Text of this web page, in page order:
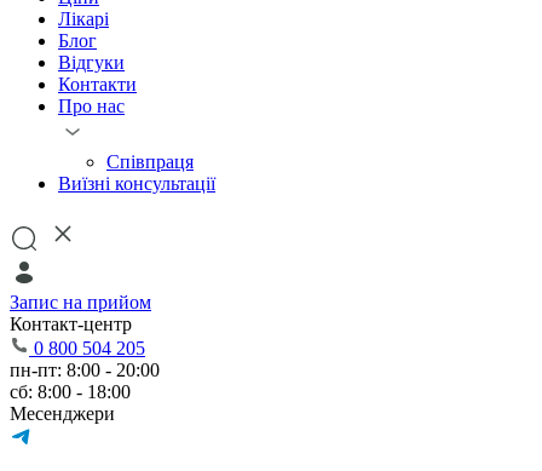
Лікарі
Блог
Відгуки
Контакти
Про нас
Співпраця
Виїзні консультації
Запис на прийом
Контакт-центр
0 800 504 205
пн-пт: 8:00 - 20:00
сб: 8:00 - 18:00
Месенджери